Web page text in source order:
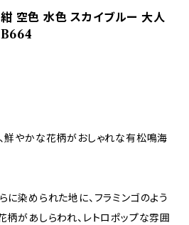
空色 水色 スカイブルー 大人
B664
鮮やかな花柄がおしゃれな有松鳴海
染められた地に、フラミンゴのよう
があしらわれ、レトロポップな雰囲